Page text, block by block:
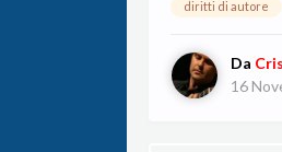
diritti di autore
Da
16